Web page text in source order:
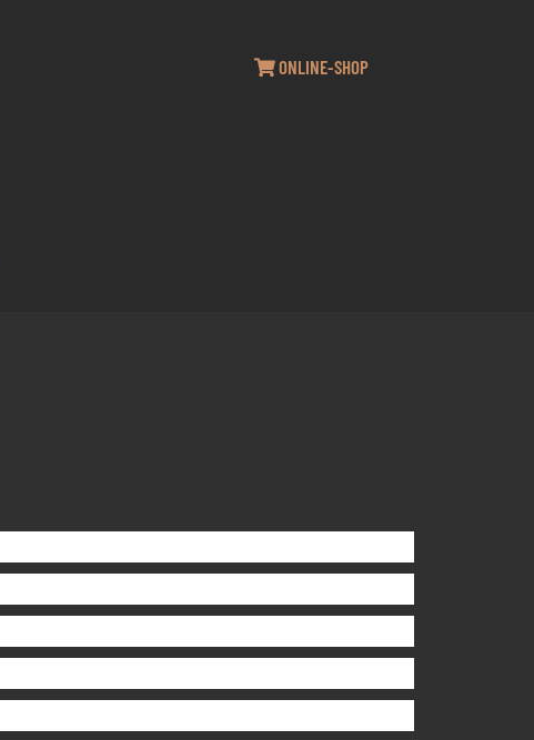
ONLINE-SHOP